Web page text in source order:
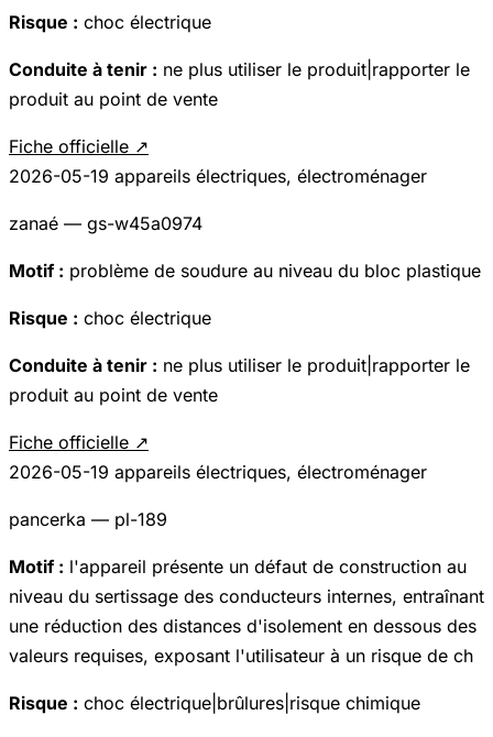
Risque : choc électrique
Conduite à tenir : ne plus utiliser le produit|rapporter le
produit au point de vente
Fiche officielle ↗
2026-05-19 appareils électriques, électroménager
zanaé — gs-w45a0974
Motif : problème de soudure au niveau du bloc plastique
Risque : choc électrique
Conduite à tenir : ne plus utiliser le produit|rapporter le
produit au point de vente
Fiche officielle ↗
2026-05-19 appareils électriques, électroménager
pancerka — pl-189
Motif : l'appareil présente un défaut de construction au
niveau du sertissage des conducteurs internes, entraînant
une réduction des distances d'isolement en dessous des
valeurs requises, exposant l'utilisateur à un risque de ch
Risque : choc électrique|brûlures|risque chimique